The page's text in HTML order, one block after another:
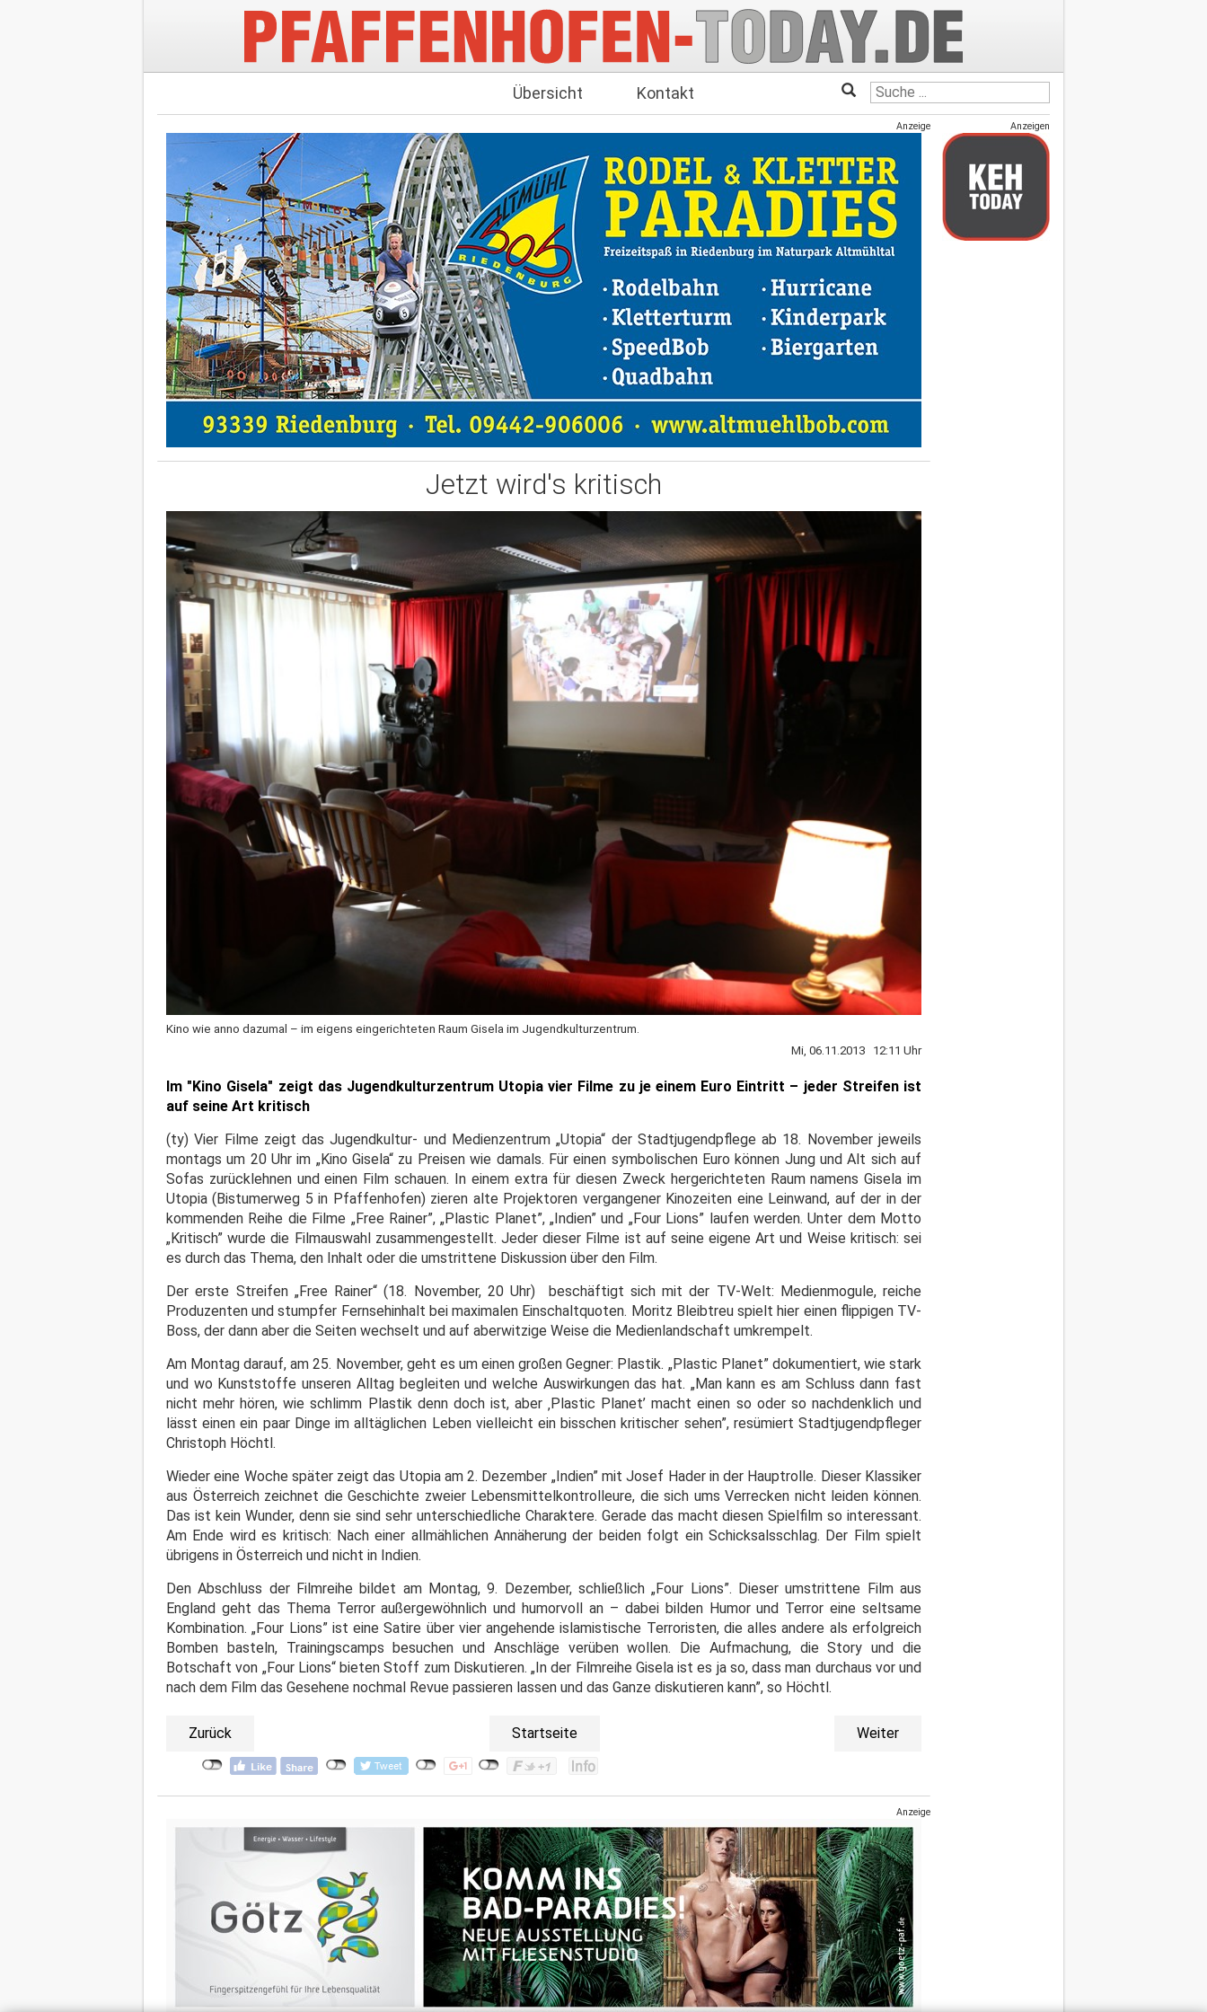
Übersicht Kontakt
Anzeige
Jetzt wird's kritisch
Kino wie anno dazumal – im eigens eingerichteten Raum Gisela im Jugendkulturzentrum.
Mi, 06.11.2013 12:11 Uhr
Im "Kino Gisela" zeigt das Jugendkulturzentrum Utopia vier Filme zu je einem Euro Eintritt – jeder Streifen ist
auf seine Art kritisch
(ty) Vier Filme zeigt das Jugendkultur- und Medienzentrum „Utopia“ der Stadtjugendpflege ab 18. November jeweils
montags um 20 Uhr im „Kino Gisela“ zu Preisen wie damals. Für einen symbolischen Euro können Jung und Alt sich auf
Sofas zurücklehnen und einen Film schauen. In einem extra für diesen Zweck hergerichteten Raum namens Gisela im
Utopia (Bistumerweg 5 in Pfaffenhofen) zieren alte Projektoren vergangener Kinozeiten eine Leinwand, auf der in der
kommenden Reihe die Filme „Free Rainer”, „Plastic Planet”, „Indien” und „Four Lions” laufen werden. Unter dem Motto
„Kritisch” wurde die Filmauswahl zusammengestellt. Jeder dieser Filme ist auf seine eigene Art und Weise kritisch: sei
es durch das Thema, den Inhalt oder die umstrittene Diskussion über den Film.
Der erste Streifen „Free Rainer“ (18. November, 20 Uhr) beschäftigt sich mit der TV-Welt: Medienmogule, reiche
Produzenten und stumpfer Fernsehinhalt bei maximalen Einschaltquoten. Moritz Bleibtreu spielt hier einen flippigen TV-
Boss, der dann aber die Seiten wechselt und auf aberwitzige Weise die Medienlandschaft umkrempelt.
Am Montag darauf, am 25. November, geht es um einen großen Gegner: Plastik. „Plastic Planet” dokumentiert, wie stark
und wo Kunststoffe unseren Alltag begleiten und welche Auswirkungen das hat. „Man kann es am Schluss dann fast
nicht mehr hören, wie schlimm Plastik denn doch ist, aber ‚Plastic Planet’ macht einen so oder so nachdenklich und
lässt einen ein paar Dinge im alltäglichen Leben vielleicht ein bisschen kritischer sehen”, resümiert Stadtjugendpfleger
Christoph Höchtl.
Wieder eine Woche später zeigt das Utopia am 2. Dezember „Indien” mit Josef Hader in der Hauptrolle. Dieser Klassiker
aus Österreich zeichnet die Geschichte zweier Lebensmittelkontrolleure, die sich ums Verrecken nicht leiden können.
Das ist kein Wunder, denn sie sind sehr unterschiedliche Charaktere. Gerade das macht diesen Spielfilm so interessant.
Am Ende wird es kritisch: Nach einer allmählichen Annäherung der beiden folgt ein Schicksalsschlag. Der Film spielt
übrigens in Österreich und nicht in Indien.
Den Abschluss der Filmreihe bildet am Montag, 9. Dezember, schließlich „Four Lions”. Dieser umstrittene Film aus
England geht das Thema Terror außergewöhnlich und humorvoll an – dabei bilden Humor und Terror eine seltsame
Kombination. „Four Lions” ist eine Satire über vier angehende islamistische Terroristen, die alles andere als erfolgreich
Bomben basteln, Trainingscamps besuchen und Anschläge verüben wollen. Die Aufmachung, die Story und die
Botschaft von „Four Lions“ bieten Stoff zum Diskutieren. „In der Filmreihe Gisela ist es ja so, dass man durchaus vor und
nach dem Film das Gesehene nochmal Revue passieren lassen und das Ganze diskutieren kann”, so Höchtl.
Zurück Startseite Weiter
Anzeige
Anzeigen